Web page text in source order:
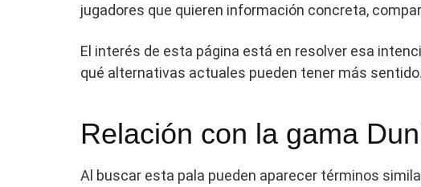
jugadores que quieren información concreta,
El interés de esta página está en resolver esa
qué alternativas actuales pueden tener más sentido.
Relación con la gama
Al buscar esta pala pueden aparecer términos